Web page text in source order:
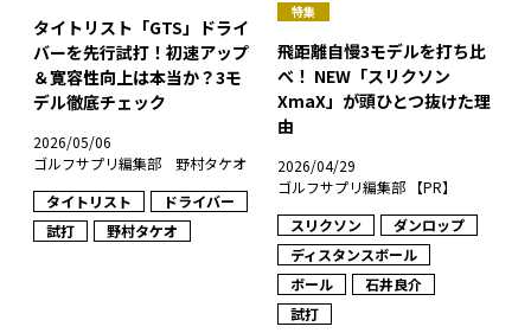
タイトリスト「GTS」ドライ
バーを先行試打！初速アップ
＆寛容性向上は本当か？3モ
デル徹底チェック
2026/05/06
ゴルフサプリ編集部 野村タケオ
タイトリスト
ドライバー
試打
野村タケオ
特集
飛距離自慢3モデルを打ち比
べ！ NEW「スリクソン
XmaX」が頭ひとつ抜けた理
由
2026/04/29
ゴルフサプリ編集部 【PR】
スリクソン
ダンロップ
ディスタンスボール
ボール
石井良介
試打